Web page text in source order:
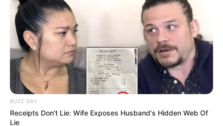
10 Anjing yang Terkuat
dan Paling Mudah Dilatih
BUZZ DAY
Receipts Don't Lie: Wife Exposes Husband's Hidden Web Of
Lie